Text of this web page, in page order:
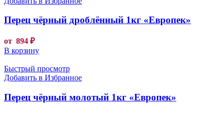
Перец чёрный дроблённый 1кг «Европек»
от 894 ₽
В корзину
Быстрый просмотр
Добавить в Избранное
Перец чёрный молотый 1кг «Европек»